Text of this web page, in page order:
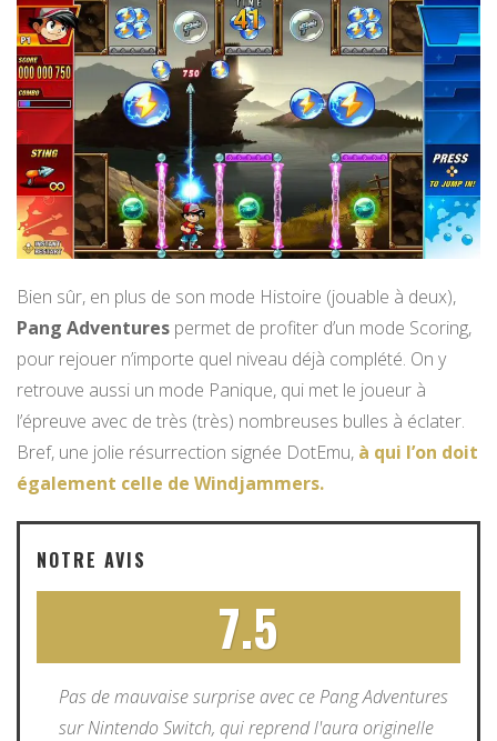
Bien sûr, en plus de son mode Histoire (jouable à deux),
Pang Adventures permet de profiter d’un mode Scoring,
pour rejouer n’importe quel niveau déjà complété. On y
retrouve aussi un mode Panique, qui met le joueur à
l’épreuve avec de très (très) nombreuses bulles à éclater.
Bref, une jolie résurrection signée DotEmu, à qui l’on doit
également celle de Windjammers.
NOTRE AVIS
7.5
Pas de mauvaise surprise avec ce Pang Adventures
sur Nintendo Switch, qui reprend l'aura originelle